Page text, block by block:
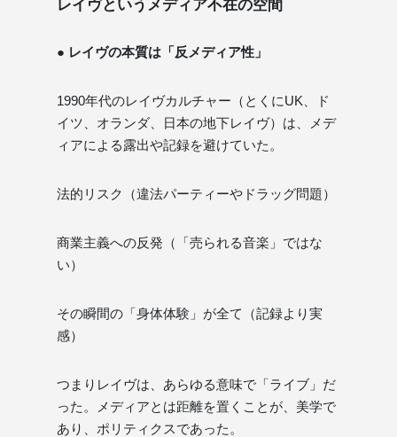
レイヴというメディア不在の空間
● レイヴの本質は「反メディア性」
1990年代のレイヴカルチャー（とくにUK、ド
イツ、オランダ、日本の地下レイヴ）は、メデ
ィアによる露出や記録を避けていた。
法的リスク（違法パーティーやドラッグ問題）
商業主義への反発（「売られる音楽」ではな
い）
その瞬間の「身体体験」が全て（記録より実
感）
つまりレイヴは、あらゆる意味で「ライブ」だ
った。メディアとは距離を置くことが、美学で
あり、ポリティクスであった。